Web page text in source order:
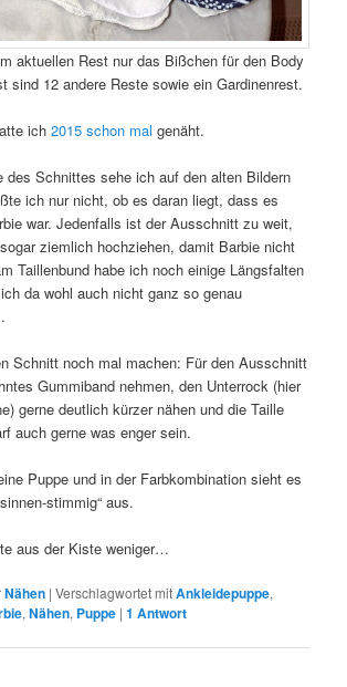
aktuellen Rest nur das Bißchen für den Body
sind 12 andere Reste sowie ein Gardinenrest.
ich2015 schon mal genäht.
des Schnittes sehe ich auf den alten Bildern
ich nur nicht, ob es daran liegt, dass es
war. Jedenfalls ist der Ausschnitt zu weit,
ziemlich hochziehen, damit Barbie nicht
Taillenbund habe ich noch einige Längsfalten
da wohl auch nicht ganz so genau
Schnitt noch mal machen: Für den Ausschnitt
Gummiband nehmen, den Unterrock (hier
gerne deutlich kürzer nähen und die Taille
auch gerne was enger sein.
Puppe und in der Farbkombination sieht es
stimmig“ aus.
aus der Kiste weniger…
Nähen |Verschlagwortet mitAnkleidepuppe,
,Nähen, Puppe |1 Antwort